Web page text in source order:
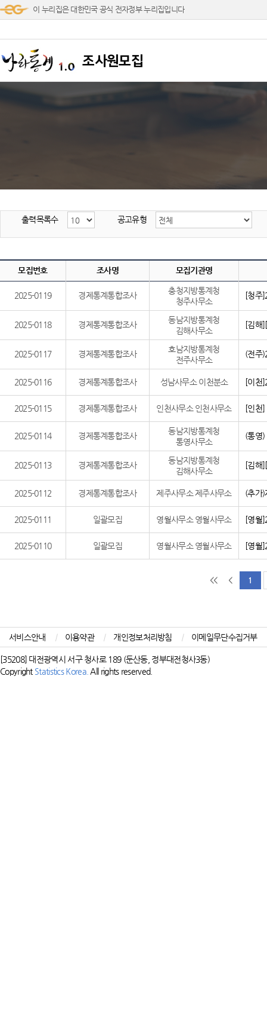
이 누리집은 대한민국 공식 전자정부 누리집입니다
조사원모집
출력목록수 공고유형
모집번호 조사명 모집기관명
2025-0119 경제통계통합조사
충청지방통계청
청주사무소
[청주
2025-0118 경제통계통합조사
동남지방통계청
김해사무소
[김해
2025-0117 경제통계통합조사
호남지방통계청
전주사무소
(전주
2025-0116 경제통계통합조사 성남사무소 이천분소 [이천
2025-0115 경제통계통합조사 인천사무소 인천사무소 [인천
2025-0114 경제통계통합조사
동남지방통계청
통영사무소
(통영)
2025-0113 경제통계통합조사
동남지방통계청
김해사무소
[김해
2025-0112 경제통계통합조사 제주사무소 제주사무소 (추가)
2025-0111 일괄모집 영월사무소 영월사무소 [영월
2025-0110 일괄모집 영월사무소 영월사무소 [영월
<< < 1
서비스안내 이용약관 | 개인정보처리방침 | 이메일무단수집거부
[35208] 대전광역시 서구 청사로 189 (둔산동, 정부대전청사3동)
Copyright Statistics Korea. All rights reserved.